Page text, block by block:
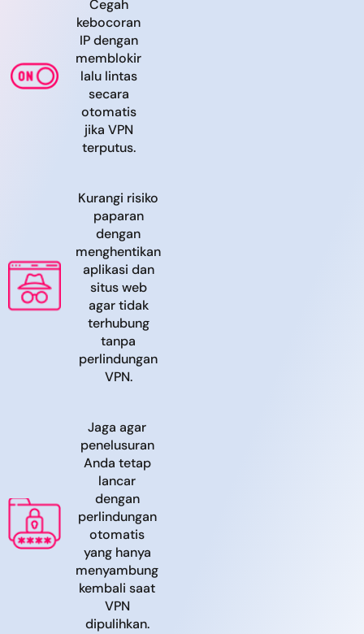
Cegah
kebocoran
IP dengan
memblokir
lalu lintas
secara
otomatis
jika VPN
terputus.
Kurangi risiko
paparan
dengan
menghentikan
aplikasi dan
situs web
agar tidak
terhubung
tanpa
perlindungan
VPN.
Jaga agar
penelusuran
Anda tetap
lancar
dengan
perlindungan
otomatis
yang hanya
menyambung
kembali saat
VPN
dipulihkan.